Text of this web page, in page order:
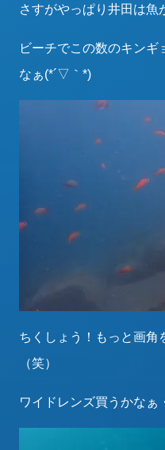
さすがやっぱり井田は魚
ビーチでこの数のキン
なぁ(*´▽｀*)
ちくしょう！もっと画角
（笑）
ワイドレンズ買うかなぁ